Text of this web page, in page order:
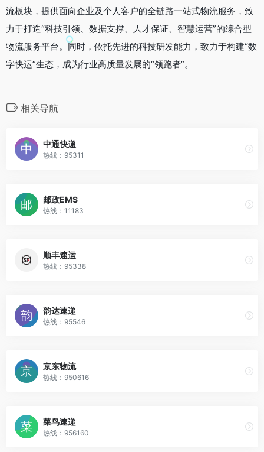
流板块，提供面向企业及个人客户的全链路一站式物流服务，致
力于打造“科技引领、数据支撑、人才保证、智慧运营”的综合型
物流服务平台。同时，依托先进的科技研发能力，致力于构建“数
字快运”生态，成为行业高质量发展的“领跑者”。
相关导航
中通快递
热线：95311
邮政EMS
热线：11183
顺丰速运
热线：95338
韵达速递
热线：95546
京东物流
热线：950616
菜鸟速递
热线：956160